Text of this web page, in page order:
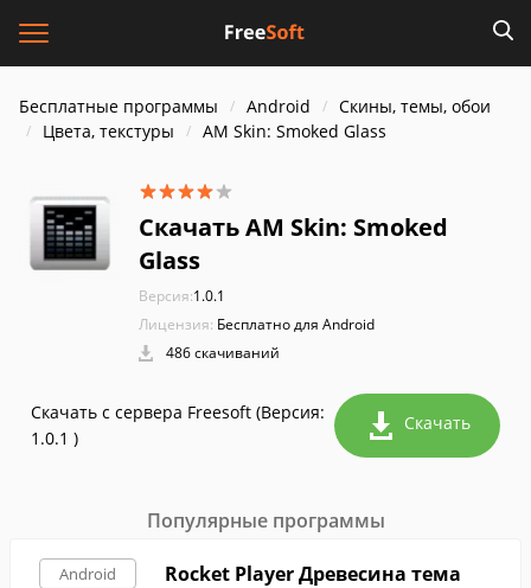
Бесплатные программы Android
Скины, темы, обои
Цвета, текстуры
AM Skin: Smoked Glass
Скачать AM Skin: Smoked
Glass
Версия:1.0.1
Лицензия: Бесплатно для Android
486 скачиваний
Скачать с сервера Freesoft (Версия:
1.0.1 )
Скачать
Популярные программы
Android Rocket Player Древесина тема